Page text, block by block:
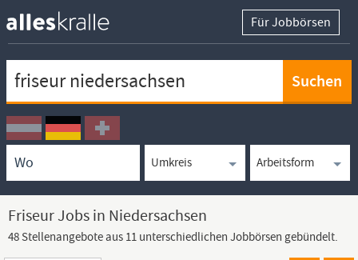
Für Jobbörsen
Ortssuche
Umkreissuche
Arbeitsform
Friseur Jobs in Niedersachsen
48 Stellenangebote aus 11 unterschiedlichen Jobbörsen gebündelt.